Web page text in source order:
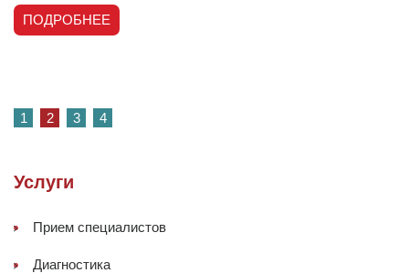
ПОДРОБНЕЕ
1 2 3 4
Услуги
Прием специалистов
Диагностика